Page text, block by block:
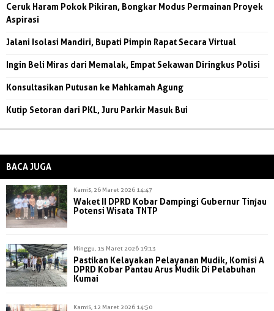
Ceruk Haram Pokok Pikiran, Bongkar Modus Permainan Proyek
Aspirasi
Jalani Isolasi Mandiri, Bupati Pimpin Rapat Secara Virtual
Ingin Beli Miras dari Memalak, Empat Sekawan Diringkus Polisi
Konsultasikan Putusan ke Mahkamah Agung
Kutip Setoran dari PKL, Juru Parkir Masuk Bui
BACA JUGA
Kamis, 26 Maret 2026 14:47
Waket II DPRD Kobar Dampingi Gubernur Tinjau
Potensi Wisata TNTP
Minggu, 15 Maret 2026 19:13
Pastikan Kelayakan Pelayanan Mudik, Komisi A
DPRD Kobar Pantau Arus Mudik Di Pelabuhan
Kumai
Kamis, 12 Maret 2026 14:50